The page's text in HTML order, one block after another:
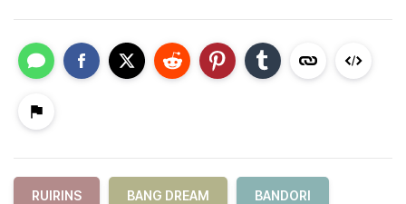
RUIRINS BANG DREAM BANDORI